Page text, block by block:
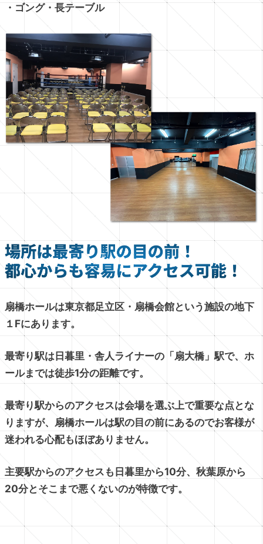
・ゴング・長テーブル
扇橋ホールは東京都足立区・扇橋会館という施設の地下
１Fにあります。
最寄り駅は日暮里・舎人ライナーの「扇大橋」駅で、ホ
ールまでは徒歩1分の距離です。
最寄り駅からのアクセスは会場を選ぶ上で重要な点とな
りますが、扇橋ホールは駅の目の前にあるのでお客様が
迷われる心配もほぼありません。
主要駅からのアクセスも日暮里から10分、秋葉原から
20分とそこまで悪くないのが特徴です。